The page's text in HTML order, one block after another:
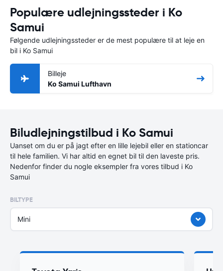
Populære udlejningssteder i Ko
Samui
Følgende udlejningssteder er de mest populære til at leje en
bil i Ko Samui
Billeje
Ko Samui Lufthavn
Biludlejningstilbud i Ko Samui
Uanset om du er på jagt efter en lille lejebil eller en stationcar
til hele familien. Vi har altid en egnet bil til den laveste pris.
Nedenfor finder du nogle eksempler fra vores tilbud i Ko
Samui
BILTYPE
Mini